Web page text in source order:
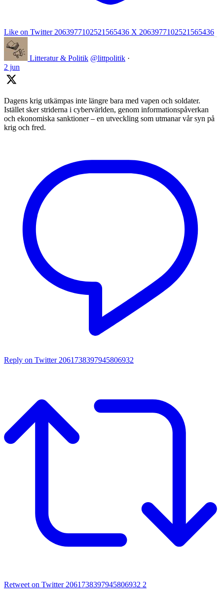
Like on Twitter 2063977102521565436 X 2063977102521565436
Litteratur & Politik @littpolitik ·
2 jun
Dagens krig utkämpas inte längre bara med vapen och soldater.
Istället sker striderna i cybervärlden, genom informationspåverkan
och ekonomiska sanktioner – en utveckling som utmanar vår syn på
krig och fred.
Reply on Twitter 2061738397945806932
Retweet on Twitter 2061738397945806932 2